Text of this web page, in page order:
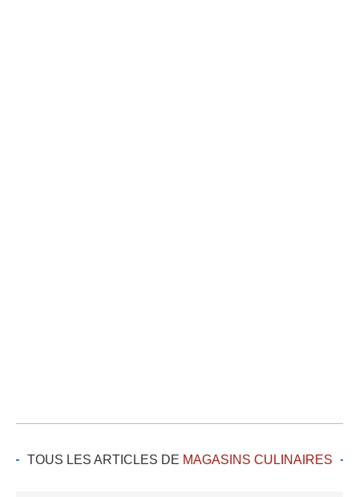
TOUS LES ARTICLES DE MAGASINS CULINAIRES